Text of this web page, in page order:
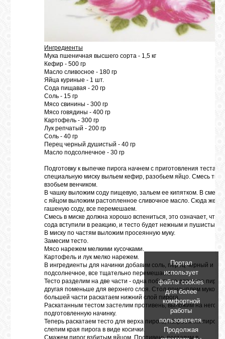
Ингредиенты
Мука пшеничная высшего сорта - 1,5 кг
Кефир - 500 гр
Масло сливосное - 180 гр
Яйца куриные - 1 шт.
Сода пищавая - 20 гр
Соль - 15 гр
Мясо свинины - 300 гр
Мясо говядины - 400 гр
Картофель - 300 гр
Лук репчатый - 200 гр
Соль - 40 гр
Перец черный душистый - 40 гр
Масло подсолнечное - 30 гр
Подготовку к выпечке пирога начнем с приготовления теста. В
специальную миску выльем кефир, разобьем яйцо. Смесь
взобьем венчиком.
В чашку выложим соду пищевую, зальем ее кипятком. В смесь
с яйцом выложим растопленное сливочное масло. Сюда же
гашеную соду, все перемешаем.
Смесь в миске должна хорошо вспениться, это означает, что
сода вступили в реакцию, и тесто будет нежным и пушистым.
В миску по частям выложим просеянную муку.
Замесим тесто.
Мясо нарежем мелкими кусочками.
Картофель и лук мелко нарежем.
В ингредиенты для начинки добавим соль, перец черный и
подсолнечное, все тщательно перемешаем.
Тесто разделим на две части - одна побольше для низа
другая поменьше для верхнего слоя. Стол присыплем мукой и
большей части раскатаем нижний слой пирога.
Раскатанным тестом застелим противень, выложим на него
подготовленную начинку.
Теперь раскатаем тесто для верха пирога, накроем им пирог,
слепим края пирога в виде косички.
Смажем пирог взбитым яйцом. Противень поставим в
Портал
использует
файлы cookies
для более
комфортной
работы
пользователя.
Продолжая